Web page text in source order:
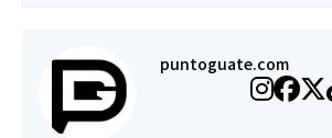
puntoguate.com